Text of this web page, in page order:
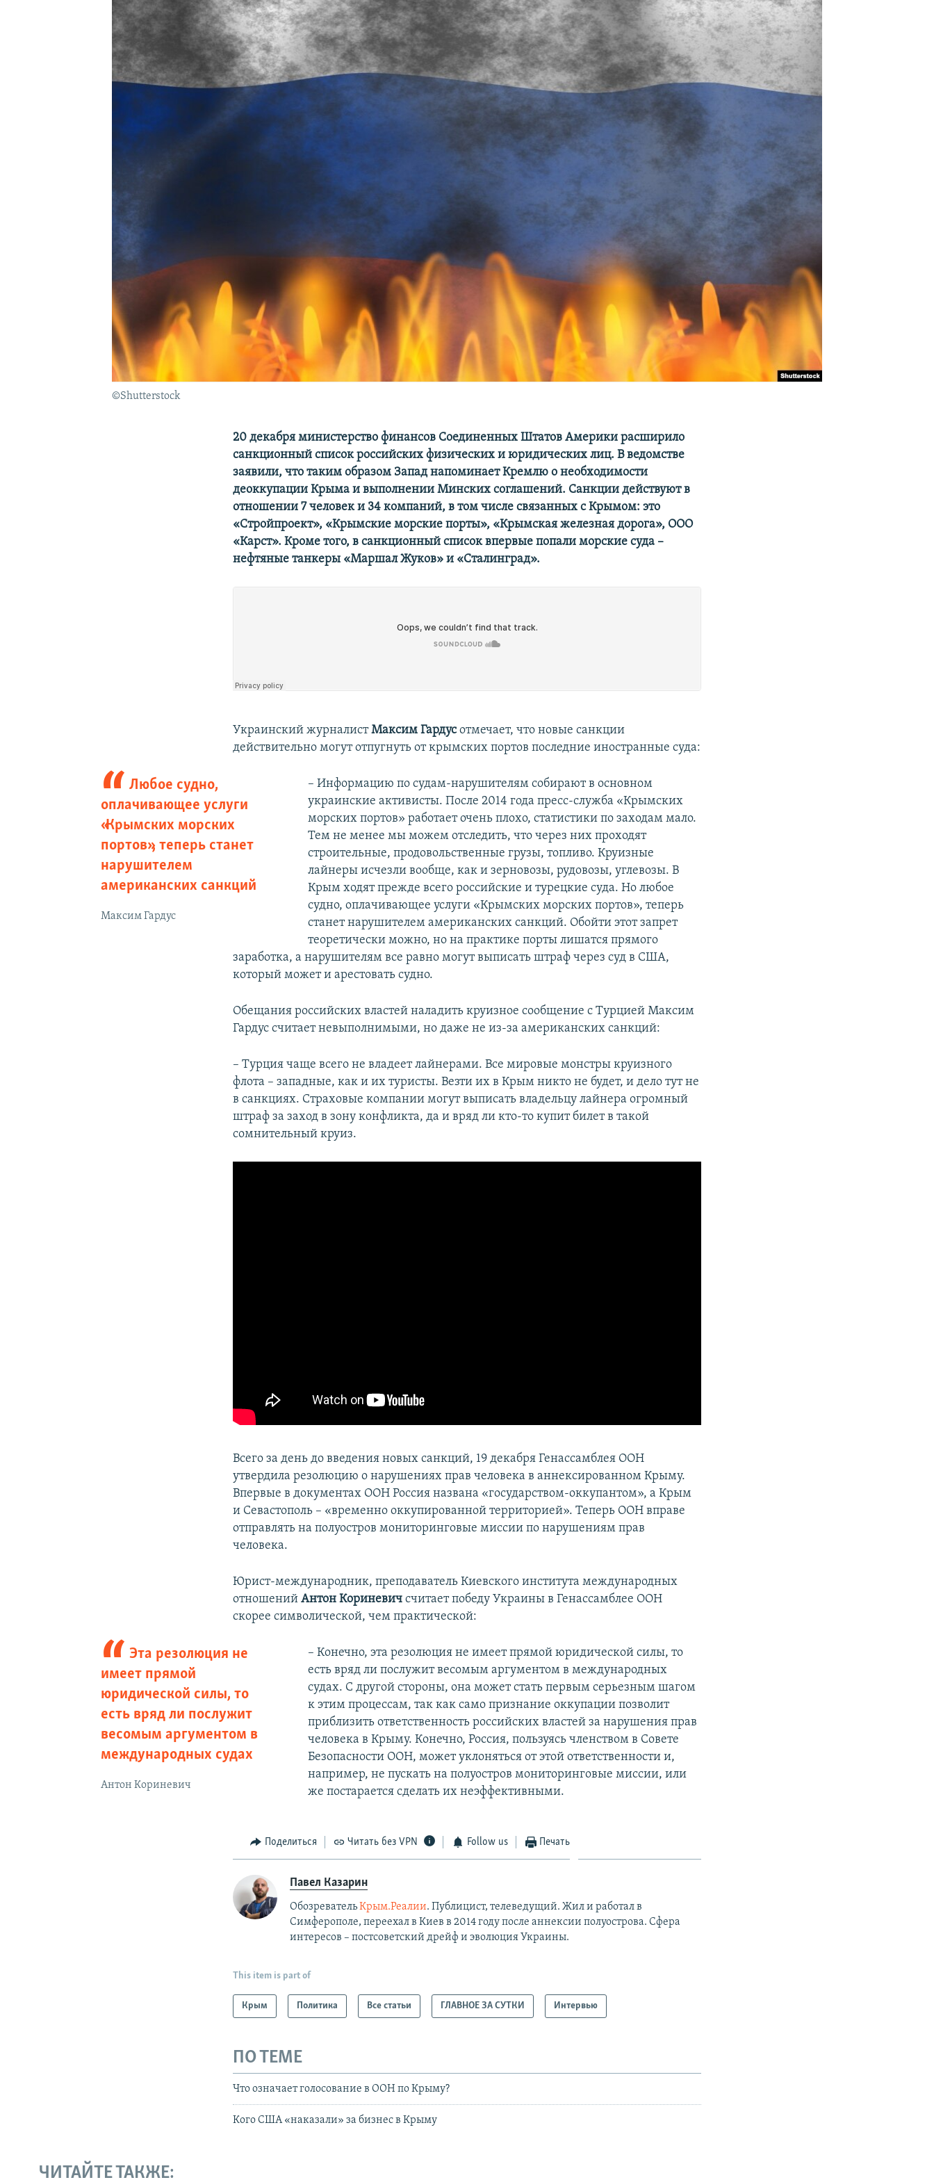
КРЫМ.НЕПОКОРЕННЫЙ
УКРАИНСКАЯ ПРОБЛЕМА КРЫМА
©Shutterstock
20 декабря министерство финансов Соединенных Штатов Америки расширило
санкционный список российских физических и юридических лиц. В ведомстве
заявили, что таким образом Запад напоминает Кремлю о необходимости
деоккупации Крыма и выполнении Минских соглашений. Санкции действуют в
отношении 7 человек и 34 компаний, в том числе связанных с Крымом: это
«Стройпроект», «Крымские морские порты», «Крымская железная дорога», ООО
«Карст». Кроме того, в санкционный список впервые попали морские суда –
нефтяные танкеры «Маршал Жуков» и «Сталинград».
Украинский журналистМаксим Гардусотмечает, что новые санкции
действительно могут отпугнуть от крымских портов последние иностранные суда:
Любое судно,
оплачивающее услуги
«Крымских морских
портов», теперь станет
нарушителем
американских санкций
Максим Гардус
– Информацию по судам-нарушителям собирают в основном
украинские активисты. После 2014 года пресс-служба «Крымских
морских портов» работает очень плохо, статистики по заходам мало.
Тем не менее мы можем отследить, что через них проходят
строительные, продовольственные грузы, топливо. Круизные
лайнеры исчезли вообще, как и зерновозы, рудовозы, углевозы. В
Крым ходят прежде всего российские и турецкие суда. Но любое
судно, оплачивающее услуги «Крымских морских портов», теперь
станет нарушителем американских санкций. Обойти этот запрет
теоретически можно, но на практике порты лишатся прямого
заработка, а нарушителям все равно могут выписать штраф через суд в США,
который может и арестовать судно.
Обещания российских властей наладить круизное сообщение с Турцией Максим
Гардус считает невыполнимыми, но даже не из-за американских санкций:
– Турция чаще всего не владеет лайнерами. Все мировые монстры круизного
флота – западные, как и их туристы. Везти их в Крым никто не будет, и дело тут не
в санкциях. Страховые компании могут выписать владельцу лайнера огромный
штраф за заход в зону конфликта, да и вряд ли кто-то купит билет в такой
сомнительный круиз.
Всего за день до введения новых санкций, 19 декабря Генассамблея ООН
утвердила резолюцию о нарушениях прав человека в аннексированном Крыму.
Впервые в документах ООН Россия названа «государством-оккупантом», а Крым
и Севастополь – «временно оккупированной территорией». Теперь ООН вправе
отправлять на полуостров мониторинговые миссии по нарушениям прав
человека.
Юрист-международник, преподаватель Киевского института международных
отношенийАнтон Кориневич считает победу Украины в Генассамблее ООН
скорее символической, чем практической:
Эта резолюция не
имеет прямой
юридической силы, то
есть вряд ли послужит
весомым аргументом в
международных судах
Антон Кориневич
– Конечно, эта резолюция не имеет прямой юридической силы, то
есть вряд ли послужит весомым аргументом в международных
судах. С другой стороны, она может стать первым серьезным шагом
к этим процессам, так как само признание оккупации позволит
приблизить ответственность российских властей за нарушения прав
человека в Крыму. Конечно, Россия, пользуясь членством в Совете
Безопасности ООН, может уклоняться от этой ответственности и,
например, не пускать на полуостров мониторинговые миссии, или
же постарается сделать их неэффективными.
Поделиться Читать без VPN Follow us Печать
Павел Казарин
ОбозревательКрым.Реалии. Публицист, телеведущий. Жил и работал в
Симферополе, переехал в Киев в 2014 году после аннексии полуострова. Сфера
интересов – постсоветский дрейф и эволюция Украины.
This item is part of
Крым Политика Все статьи ГЛАВНОЕ ЗА СУТКИ Интервью
ПО ТЕМЕ
Что означает голосование в ООН по Крыму?
Кого США «наказали» за бизнес в Крыму
ЧИТАЙТЕ ТАКЖЕ: